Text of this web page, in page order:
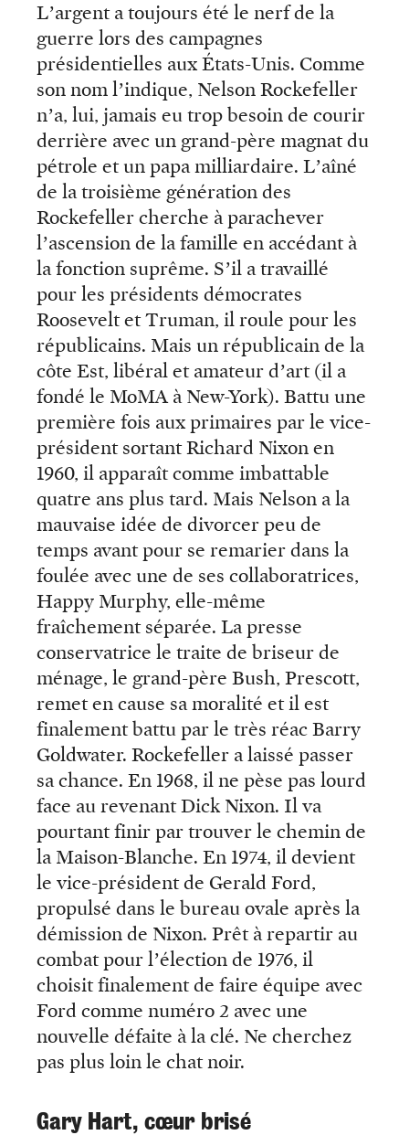
L’argent a toujours été le nerf de la
guerre lors des campagnes
présidentielles aux États-Unis. Comme
son nom l’indique, Nelson Rockefeller
n’a, lui, jamais eu trop besoin de courir
derrière avec un grand-père magnat du
pétrole et un papa milliardaire. L’aîné
de la troisième génération des
Rockefeller cherche à parachever
l’ascension de la famille en accédant à
la fonction suprême. S’il a travaillé
pour les présidents démocrates
Roosevelt et Truman, il roule pour les
républicains. Mais un républicain de la
côte Est, libéral et amateur d’art (il a
fondé le MoMA à New-York). Battu une
première fois aux primaires par le vice-
président sortant Richard Nixon en
1960, il apparaît comme imbattable
quatre ans plus tard. Mais Nelson a la
mauvaise idée de divorcer peu de
temps avant pour se remarier dans la
foulée avec une de ses collaboratrices,
Happy Murphy, elle-même
fraîchement séparée. La presse
conservatrice le traite de briseur de
ménage, le grand-père Bush, Prescott,
remet en cause sa moralité et il est
finalement battu par le très réac Barry
Goldwater. Rockefeller a laissé passer
sa chance. En 1968, il ne pèse pas lourd
face au revenant Dick Nixon. Il va
pourtant finir par trouver le chemin de
la Maison-Blanche. En 1974, il devient
le vice-président de Gerald Ford,
propulsé dans le bureau ovale après la
démission de Nixon. Prêt à repartir au
combat pour l’élection de 1976, il
choisit finalement de faire équipe avec
Ford comme numéro 2 avec une
nouvelle défaite à la clé. Ne cherchez
pas plus loin le chat noir.
Gary Hart, cœur brisé